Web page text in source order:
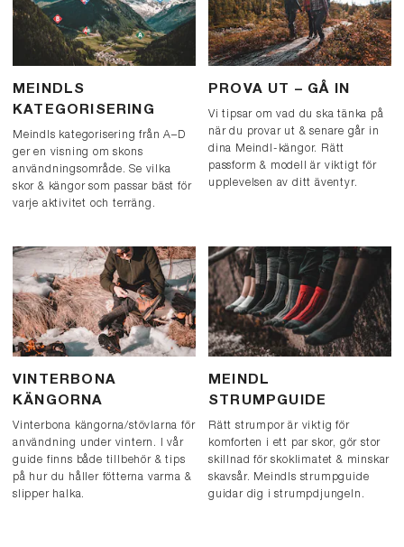
MEINDLS
KATEGORISERING
Meindls kategorisering från A–D
ger en visning om skons
användningsområde. Se vilka
skor & kängor som passar bäst för
varje aktivitet och terräng.
PROVA UT – GÅ IN
Vi tipsar om vad du ska tänka på
när du provar ut & senare går in
dina Meindl-kängor. Rätt
passform & modell är viktigt för
upplevelsen av ditt äventyr.
VINTERBONA
KÄNGORNA
Vinterbona kängorna/stövlarna för
användning under vintern. I vår
guide finns både tillbehör & tips
på hur du håller fötterna varma &
slipper halka.
MEINDL
STRUMPGUIDE
Rätt strumpor är viktig för
komforten i ett par skor, gör stor
skillnad för skoklimatet & minskar
skavsår. Meindls strumpguide
guidar dig i strumpdjungeln.